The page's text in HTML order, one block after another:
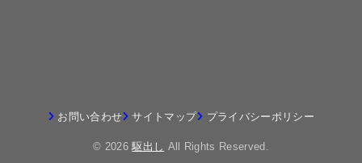
お問い合わせ サイトマップ プライバシーポリシー
© 2026駆出し All Rights Reserved.